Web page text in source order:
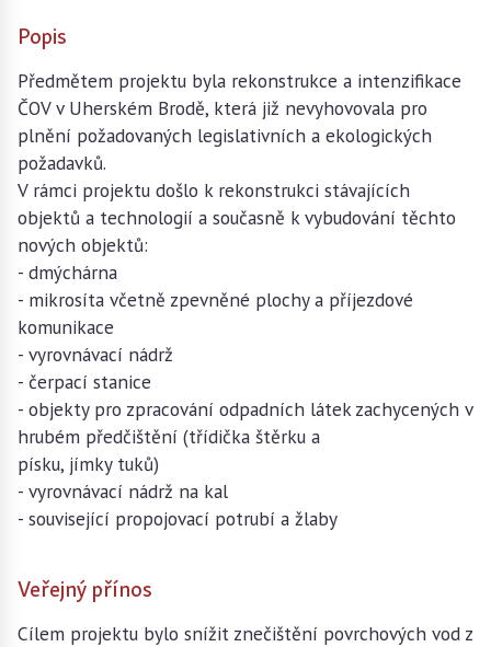
Popis
Předmětem projektu byla rekonstrukce a intenzifikace
ČOV v Uherském Brodě, která již nevyhovovala pro
plnění požadovaných legislativních a ekologických
požadavků.
V rámci projektu došlo k rekonstrukci stávajících
objektů a technologií a současně k vybudování těchto
nových objektů:
- dmýchárna
- mikrosíta včetně zpevněné plochy a příjezdové
komunikace
- vyrovnávací nádrž
- čerpací stanice
- objekty pro zpracování odpadních látek zachycených v
hrubém předčištění (třídička štěrku a
písku, jímky tuků)
- vyrovnávací nádrž na kal
- související propojovací potrubí a žlaby
Veřejný přínos
Cílem projektu bylo snížit znečištění povrchových vod z